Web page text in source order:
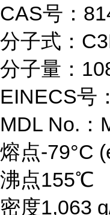
CAS号：
分子式：
分子量：
EINECS号
MDL No.：
熔点-79°C
沸点155℃
密度1,063